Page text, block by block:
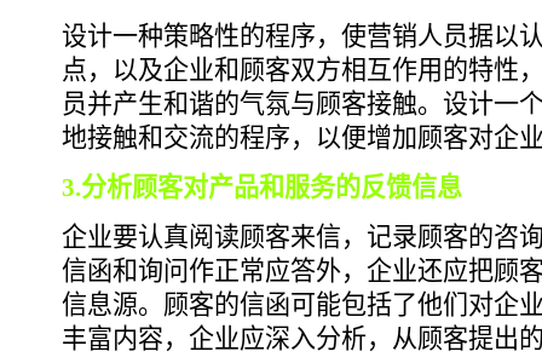
设计一种策略性的程序，使营销人员据以
点，以及企业和顾客双方相互作用的特性
员并产生和谐的气氛与顾客接触。设计一
地接触和交流的程序，以便增加顾客对企
3.分析顾客对产品和服务的反馈信息
企业要认真阅读顾客来信，记录顾客的咨
信函和询问作正常应答外，企业还应把顾
信息源。顾客的信函可能包括了他们对企
丰富内容，企业应深入分析，从顾客提出